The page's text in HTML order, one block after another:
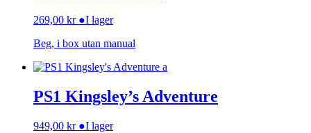
269,00 kr ●I lager
Beg, i box utan manual
PS1 Kingsley’s Adventure
949,00 kr ●I lager